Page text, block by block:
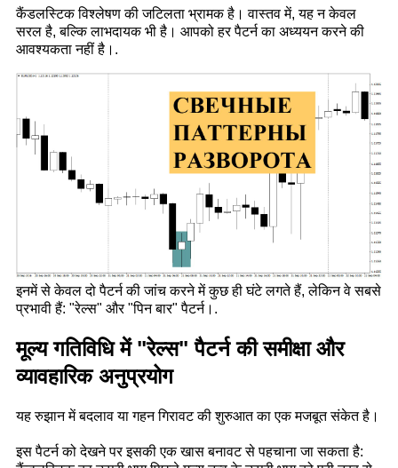
कैंडलस्टिक विश्लेषण की जटिलता भ्रामक है। वास्तव में, यह न केवल
सरल है, बल्कि लाभदायक भी है। आपको हर पैटर्न का अध्ययन करने की
आवश्यकता नहीं है।.
इनमें से केवल दो पैटर्न की जांच करने में कुछ ही घंटे लगते हैं, लेकिन वे सबसे
प्रभावी हैं: "रेल्स" और "पिन बार" पैटर्न।.
मूल्य गतिविधि में "रेल्स" पैटर्न की समीक्षा और
व्यावहारिक अनुप्रयोग
यह रुझान में बदलाव या गहन गिरावट की शुरुआत का एक मजबूत संकेत है।
इस पैटर्न को देखने पर इसकी एक खास बनावट से पहचाना जा सकता है: